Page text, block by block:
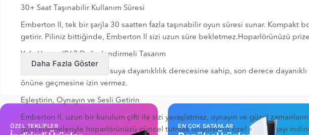
30+ Saat Taşınabilir Kullanım Süresi
Emberton II, tek bir şarjla 30 saatten fazla taşınabilir oyun süresi sunar. Kompakt
getirir. Piliniz bittiğinde, Emberton II sizi uzun süre bekletmez.Hoparlörünüzü
Yola Uygun IP67 Değerlendirmeli Tasarım
Emberton II, IP67 toza ve suya dayanıklılık derecesine sahip, son derece
önüne geçmesine izin vermez.
Eşleştirin, Oynayın ve Sesli Getirin
Emberton II, uzun bir kurulum çifti ile sizi yavaşlatmaz, oynayın ve güzel
güncellemeleriyle hoparlörünüzü güncel tutmak istiyorsanız özel uygulamayı
Daha Fazla Göster
ÖZEL TEKLİFLER EN ÇOK SATANLAR